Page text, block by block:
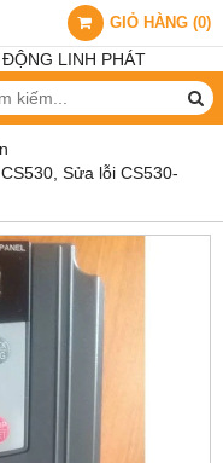
GIỎ HÀNG (0)
Sửa lỗi CS530-